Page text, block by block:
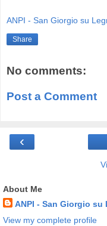
ANPI - San Giorgio su
Share
No comments:
Post a Comment
‹
About Me
ANPI - San Giorgio su
View my complete profile